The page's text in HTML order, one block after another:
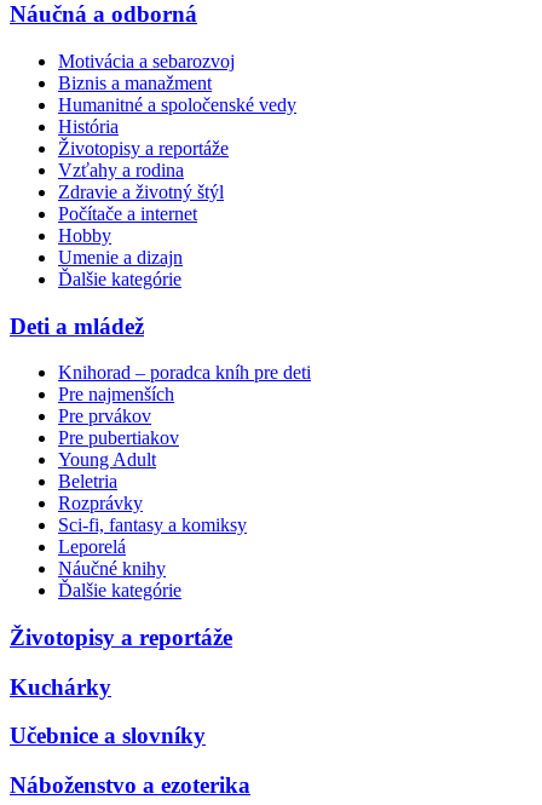
Náučná a odborná
Motivácia a sebarozvoj
Biznis a manažment
Humanitné a spoločenské vedy
História
Životopisy a reportáže
Vzťahy a rodina
Zdravie a životný štýl
Počítače a internet
Hobby
Umenie a dizajn
Ďalšie kategórie
Deti a mládež
Knihorad – poradca kníh pre deti
Pre najmenších
Pre prvákov
Pre pubertiakov
Young Adult
Beletria
Rozprávky
Sci-fi, fantasy a komiksy
Leporelá
Náučné knihy
Ďalšie kategórie
Životopisy a reportáže
Kuchárky
Učebnice a slovníky
Náboženstvo a ezoterika